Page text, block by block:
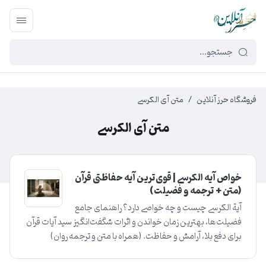
449f43cf-3da2-4422-bb12-2566cb5b8b05
فروشگاه حرز آنلاین / متن آی الکرسی
متن آی الکرسی
خواص آیه الکرسی | قوی‌ترین آیه حفاظتی قرآن
(متن + ترجمه و فضیلت)
آیة الکرسی چیست و چه خواصی دارد؟ راهنمای جامع
فضیلت‌ها، بهترین زمان خواندن و اثرات شگفت‌انگیز سید آیات قرآن
برای دفع بلا، آرامش و حفاظت. (همراه با متن و ترجمه روان)